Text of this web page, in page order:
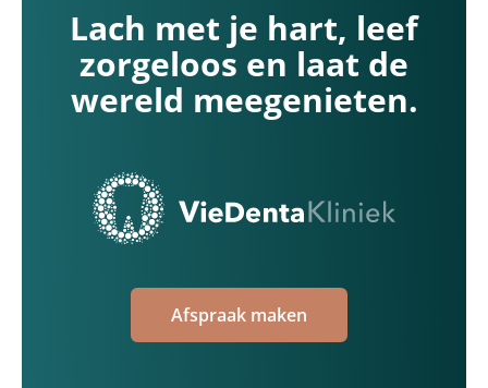
Lach met je hart, leef
zorgeloos en laat de
wereld meegenieten.
Afspraak maken